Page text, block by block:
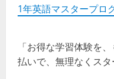
1年英語マスタープロ
「お得な学習体験を
払いで、無理なくスタ